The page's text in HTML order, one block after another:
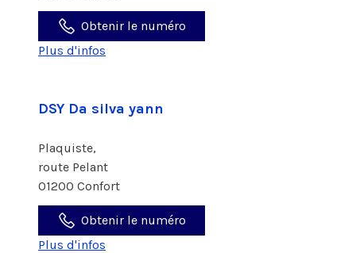
Obtenir le numéro
Plus d'infos
DSY Da silva yann
Plaquiste,
route Pelant
01200 Confort
Obtenir le numéro
Plus d'infos